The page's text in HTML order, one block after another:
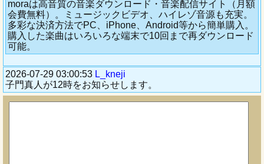
moraは高音質の音楽ダウンロード・音楽配信サイト（月額
会費無料）。ミュージックビデオ、ハイレゾ音源も充実。
多彩な決済方法でPC、iPhone、Android等から簡単購入。
購入した楽曲はいろいろな端末で10回まで再ダウンロード
可能。
2026-07-29 03:00:53 L_kneji
子門真人が12時をお知らせします。